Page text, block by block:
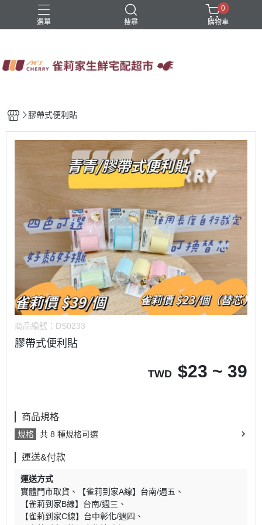
選單 搜尋
0
購物車
膠帶式便利貼
商品編號： DS0233
膠帶式便利貼
TWD $23 ~ 39
商品規格
規格 共 8 種規格可選
運送&付款
運送方式
實體門市取貨
【雀莉到家A線】台南/週五
【雀莉到家B線】台南/週三
【雀莉到家C線】台中彰化/週四